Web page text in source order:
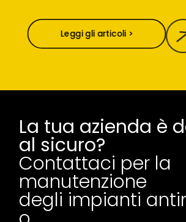
Leggi gli articoli >
La tua azienda è
al sicuro?
Contattaci per la
manutenzione
degli impianti